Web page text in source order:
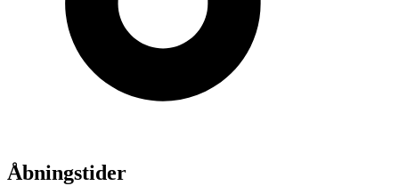
Åbningstider